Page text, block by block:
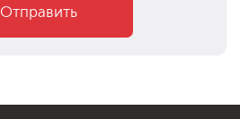
Отправить